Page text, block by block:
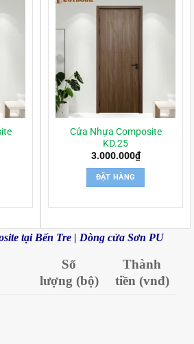
Cửa Nhựa Composite
KD.25
3.000.000₫
ĐẶT HÀNG
tại Bến Tre | Dòng cửa Sơn PU
Số
lượng (bộ)
Thành
tiền (vnđ)